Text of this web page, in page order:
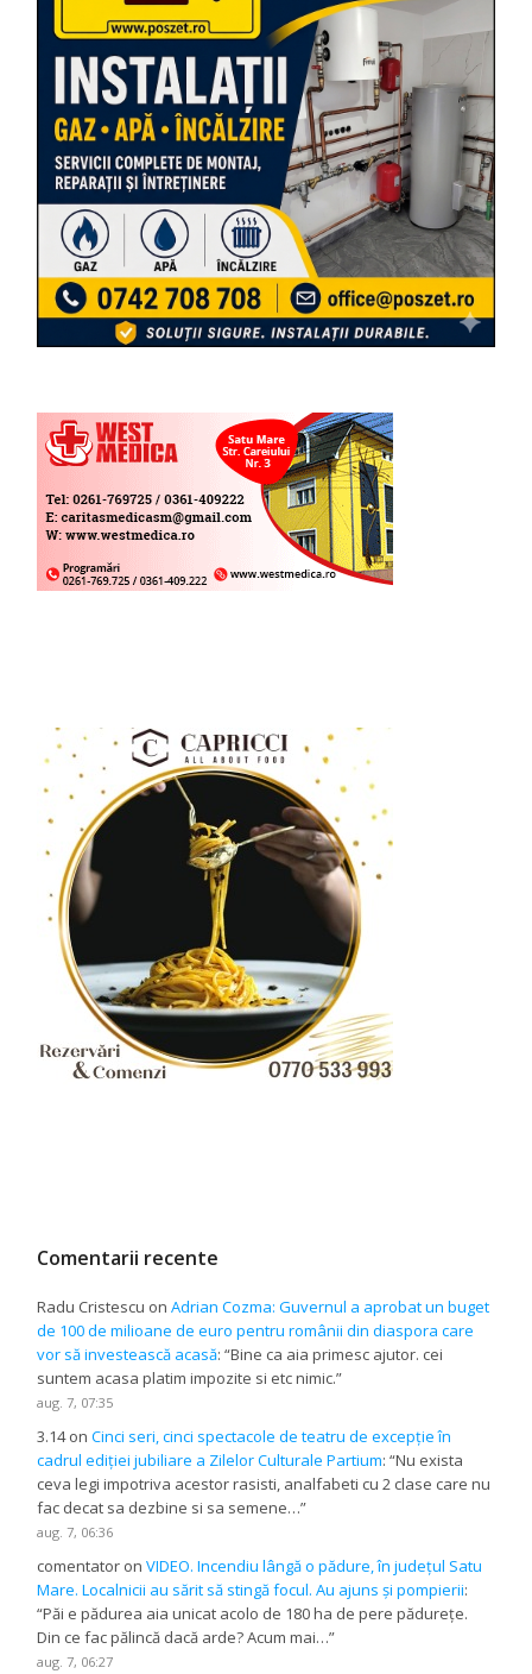
Comentarii recente
Radu Cristescu onAdrian Cozma: Guvernul a aprobat un buget
de 100 de milioane de euro pentru românii din diaspora care
vor să investească acasă: “Bine ca aia primesc ajutor. cei
suntem acasa platim impozite si etc nimic.”
aug. 7, 07:35
3.14onCinci seri, cinci spectacole de teatru de excepție în
cadrul ediției jubiliare a Zilelor Culturale Partium: “Nu exista
ceva legi impotriva acestor rasisti, analfabeti cu 2 clase care nu
fac decat sa dezbine si sa semene…”
aug. 7, 06:36
comentator onVIDEO. Incendiu lângă o pădure, în județul Satu
Mare. Localnicii au sărit să stingă focul. Au ajuns și pompierii:
“Păi e pădurea aia unicat acolo de 180 ha de pere pădurețe.
Din ce fac pălincă dacă arde? Acum mai…”
aug. 7, 06:27